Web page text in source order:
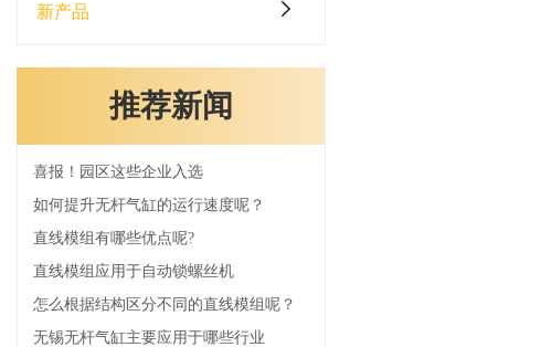
新产品
推荐新闻
喜报！园区这些企业入选
如何提升无杆气缸的运行速度呢？
直线模组有哪些优点呢?
直线模组应用于自动锁螺丝机
怎么根据结构区分不同的直线模组呢？
无锡无杆气缸主要应用于哪些行业